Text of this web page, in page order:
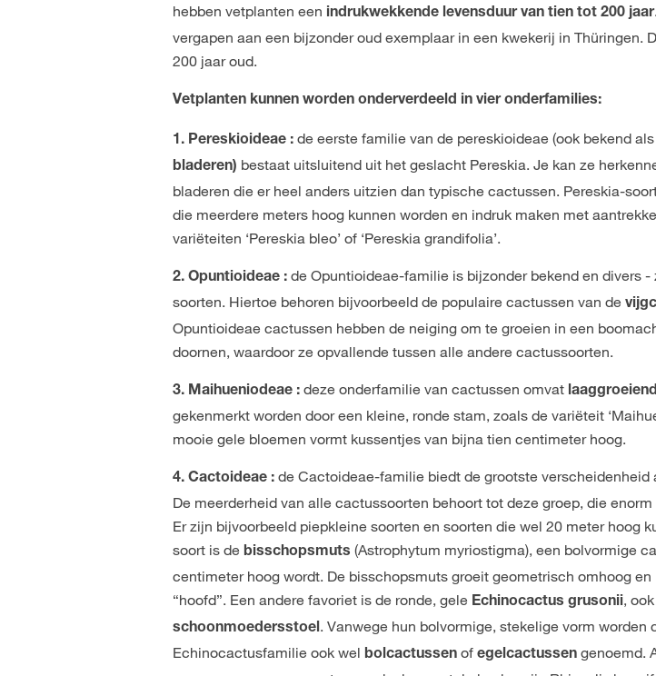
hebben vetplanten een indrukwekkende levensduur van tien tot 200 jaar
vergapen aan een bijzonder oud exemplaar in een kwekerij in Thüringen.
200 jaar oud.
Vetplanten kunnen worden onderverdeeld in vier onderfamilies:
1. Pereskioideae : de eerste familie van de pereskioideae (ook bekend
bladeren) bestaat uitsluitend uit het geslacht Pereskia. Je kan ze
bladeren die er heel anders uitzien dan typische cactussen. Pereskia-
die meerdere meters hoog kunnen worden en indruk maken met
variëteiten ‘Pereskia bleo’ of ‘Pereskia grandifolia’.
2. Opuntioideae : de Opuntioideae-familie is bijzonder bekend en divers
soorten. Hiertoe behoren bijvoorbeeld de populaire cactussen van de
Opuntioideae cactussen hebben de neiging om te groeien in een
doornen, waardoor ze opvallende tussen alle andere cactussoorten.
3. Maihueniodeae :deze onderfamilie van cactussen omvat
gekenmerkt worden door een kleine, ronde stam, zoals de variëteit
mooie gele bloemen vormt kussentjes van bijna tien centimeter hoog.
4. Cactoideae :de Cactoideae-familie biedt de grootste verscheidenheid
De meerderheid van alle cactussoorten behoort tot deze groep, die
Er zijn bijvoorbeeld piepkleine soorten en soorten die wel 20 meter hoog
soort is debisschopsmuts (Astrophytum myriostigma), een bolvormige
centimeter hoog wordt. De bisschopsmuts groeit geometrisch omhoog
“hoofd”. Een andere favoriet is de ronde, gele Echinocactus grusonii,
schoonmoedersstoel. Vanwege hun bolvormige, stekelige vorm worden
Echinocactusfamilie ook welbolcactussenofegelcactussengenoemd.